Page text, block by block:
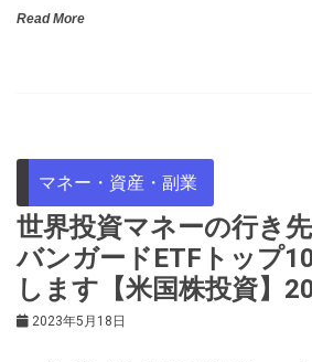
Read More
マネー・資産・副業
世界投資マネーの行き
バンガードETFトップ
します【米国株投資】
2023年5月18日